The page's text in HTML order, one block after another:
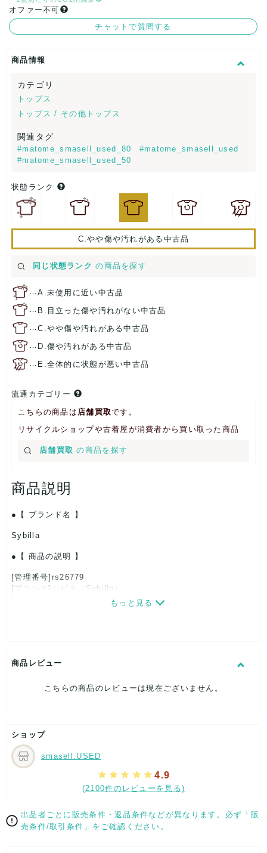
オファー不可
チャットで質問する
商品情報
カテゴリ
トップス
トップス / その他トップス
関連タグ
#matome_smasell_used_80
#matome_smasell_used
#matome_smasell_used_50
状態ランク
C.やや傷や汚れがある中古品
同じ状態ランク の商品を探す
…A.未使用に近い中古品
… B.目立った傷や汚れがない中古品
…C.やや傷や汚れがある中古品
… D.傷や汚れがある中古品
… E.全体的に状態が悪い中古品
流通カテゴリー
こちらの商品は 店舗買取です。
リサイクルショップや古着屋が消費者から買い取った商品
店舗買取 の商品を探す
商品説明
【 ブランド名 】
Sybilla
【 商品の説明 】
[管理番号]rs26779
[ブランド]シビラ（Sybilla）
[サイズ]
表記サイズ：M
着丈：約44cm
[状態・コンディション]
やや傷や汚れあり
こちらはUSED品になりますので、使用に伴い、
部分的に少々ダメージはございますが、
全体的には、まだまだご活躍頂けるお品になります。
ませ。
もっと見る
商品レビュー
こちらの商品のレビューは現在ございません。
ショップ
smasell.USED
4.9
(2100件のレビューを見る)
出品者ごとに販売条件・返品条件などが異なります。必ず「販
売条件/取引条件」をご確認ください。